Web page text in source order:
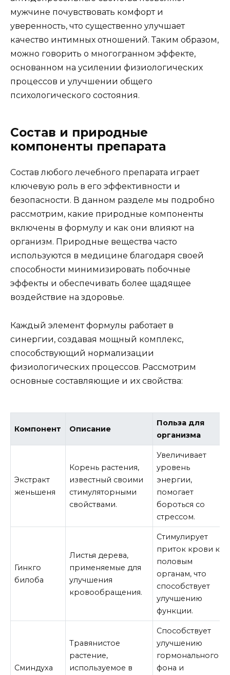
мужчине почувствовать комфорт и
уверенность, что существенно улучшает
качество интимных отношений. Таким образом,
можно говорить о многогранном эффекте,
основанном на усилении физиологических
процессов и улучшении общего
психологического состояния.
Состав и природные
компоненты препарата
Состав любого лечебного препарата играет
ключевую роль в его эффективности и
безопасности. В данном разделе мы подробно
рассмотрим, какие природные компоненты
включены в формулу и как они влияют на
организм. Природные вещества часто
используются в медицине благодаря своей
способности минимизировать побочные
эффекты и обеспечивать более щадящее
воздействие на здоровье.
Каждый элемент формулы работает в
синергии, создавая мощный комплекс,
способствующий нормализации
физиологических процессов. Рассмотрим
основные составляющие и их свойства:
Компонент Описание
Польза для
организма
Экстракт
женьшеня
Корень растения,
известный своими
стимуляторными
свойствами.
Увеличивает
уровень
энергии,
помогает
бороться со
стрессом.
Гинкго
билоба
Листья дерева,
применяемые для
улучшения
кровообращения.
Стимулирует
приток крови к
половым
органам, что
способствует
улучшению
функции.
Сминдуха
Травянистое
растение,
используемое в
Способствует
улучшению
гормонального
фона и